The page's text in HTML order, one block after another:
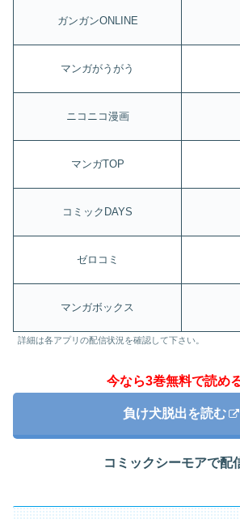
ガンガンONLINE
マンガがうがう
ニコニコ漫画
マンガTOP
コミックDAYS
ゼロコミ
マンガボックス
詳細は各アプリの配信状況を確認して下さい。
今なら3巻無料で読め
負け犬脱出を読む
コミックシーモアで配